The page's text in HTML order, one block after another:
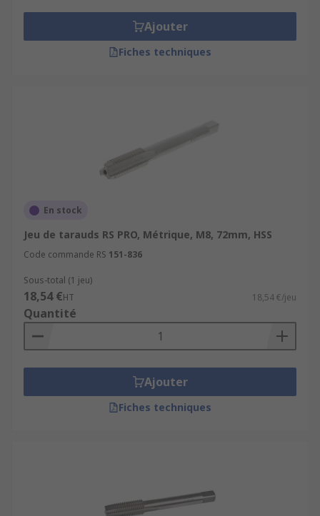
Ajouter
Fiches techniques
En stock
Jeu de tarauds RS PRO, Métrique, M8, 72mm, HSS
Code commande RS 151-836
Sous-total (1 jeu)
18,54 €HT 18,54 €/jeu
Quantité
Ajouter
Fiches techniques